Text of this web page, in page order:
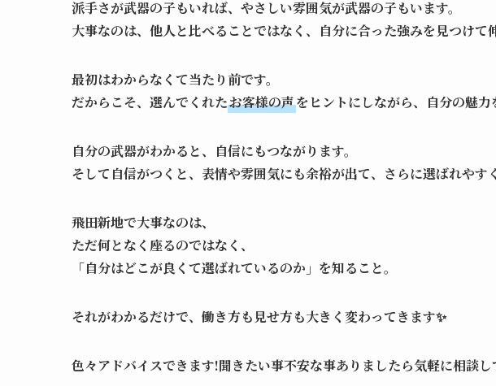
派手さが武器の子もいれば、やさしい雰囲気が武器の子もいます。
大事なのは、他人と比べることではなく、自分に合った強みを見つけて
最初はわからなくて当たり前です。
だからこそ、選んでくれたお客様の声をヒントにしながら、自分の魅力
自分の武器がわかると、自信にもつながります。
そして自信がつくと、表情や雰囲気にも余裕が出て、さらに選ばれやす
飛田新地で大事なのは、
ただ何となく座るのではなく、
「自分はどこが良くて選ばれているのか」を知ること。
それがわかるだけで、働き方も見せ方も大きく変わってきます✨
色々アドバイスできます!聞きたい事不安な事ありましたら気軽に相談し